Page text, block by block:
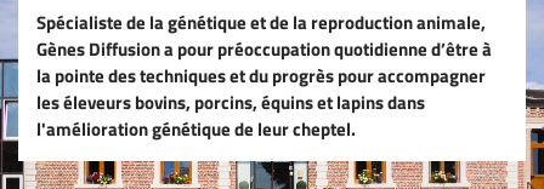
Spécialiste de la génétique et de la reproduction animale,
Gènes Diffusion a pour préoccupation quotidienne d’être à
la pointe des techniques et du progrès pour accompagner
les éleveurs bovins, porcins, équins et lapins dans
l'amélioration génétique de leur cheptel.